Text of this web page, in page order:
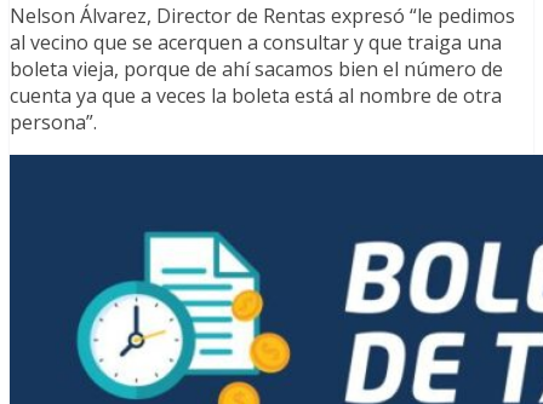
Nelson Álvarez, Director de Rentas expresó “le pedimos
al vecino que se acerquen a consultar y que traiga una
boleta vieja, porque de ahí sacamos bien el número de
cuenta ya que a veces la boleta está al nombre de otra
persona”.